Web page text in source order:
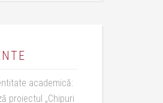
academică:
proiectul „Chipuri